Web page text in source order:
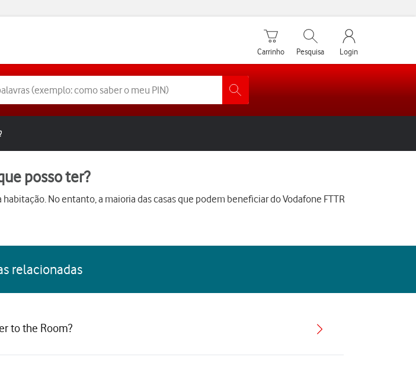
Carrinho de compras
Carrinho
Pesquisar
Pesquisa
My Vodafone
Login
posso ter?
No entanto, a maioria das casas que podem beneficiar do Vodafone FTTR
relacionadas
to the Room?